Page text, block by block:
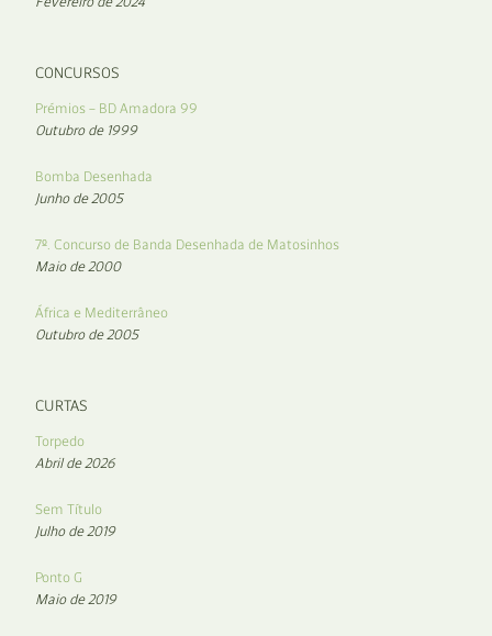
CONCURSOS
Prémios – BD Amadora 99
Outubro de 1999
Bomba Desenhada
Junho de 2005
7º. Concurso de Banda Desenhada de Matosinhos
Maio de 2000
África e Mediterrâneo
Outubro de 2005
CURTAS
Torpedo
Abril de 2026
Sem Título
Julho de 2019
Ponto G
Maio de 2019